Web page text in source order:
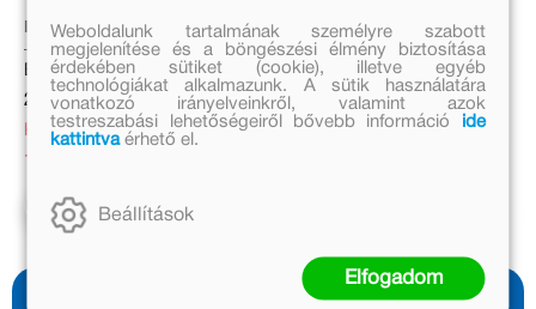
Marék Veronika
Eredeti ár:
2 499 Ft
Kedvezményes ár:
1 749 Ft
Kosárba
Majoros Nóra
Eredeti ár:
2 499 Ft
Kedvezményes ár:
Weboldalunk tartalmának személyre szabott
megjelenítése és a böngészési élmény biztosítása
érdekében sütiket (cookie), illetve egyéb
technológiákat alkalmazunk. A sütik használatára
vonatkozó irányelveinkről, valamint azok
testreszabási lehetőségeiről bővebb információ
ide
kattintvaérhető el.
Beállítások
Elfogadom